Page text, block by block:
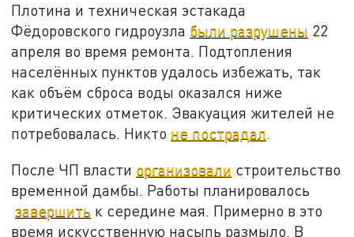
Плотина и техническая эстакада
Фёдоровского гидроузла были разрушены 22
апреля во время ремонта. Подтопления
населённых пунктов удалось избежать, так
как объём сброса воды оказался ниже
критических отметок. Эвакуация жителей не
потребовалась. Никто не пострадал.
После ЧП власти организовали строительство
временной дамбы. Работы планировалось
завершить к середине мая. Примерно в это
время искусственную насыпь размыло. В